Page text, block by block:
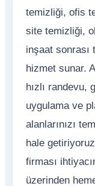
temizliği, ofis
site temizliği,
inşaat sonrası
hizmet sunar.
hızlı randevu,
uygulama ve
alanlarınızı
hale
firması
üzerinden